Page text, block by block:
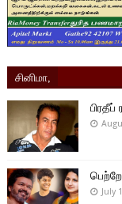
சினிமா,
July